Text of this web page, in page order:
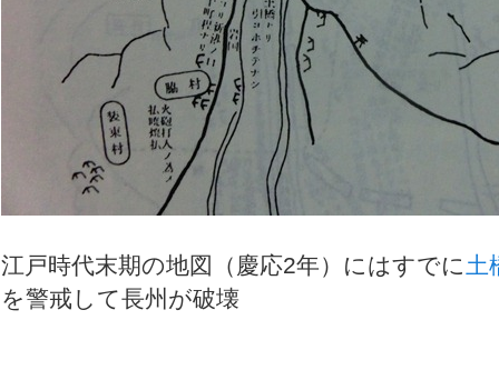
江戸時代末期の地図（慶応2年）にはすでに土
を警戒して長州が破壊